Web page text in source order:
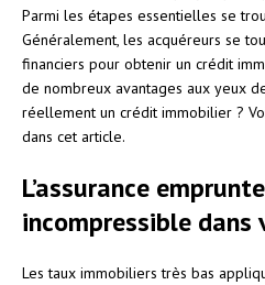
Parmi les étapes essentielles se
Généralement, les acquéreurs se
financiers pour obtenir un crédit
de nombreux avantages aux yeux
réellement un crédit immobilier ?
dans cet article.
L’assurance
incompressible
Les taux immobiliers très bas